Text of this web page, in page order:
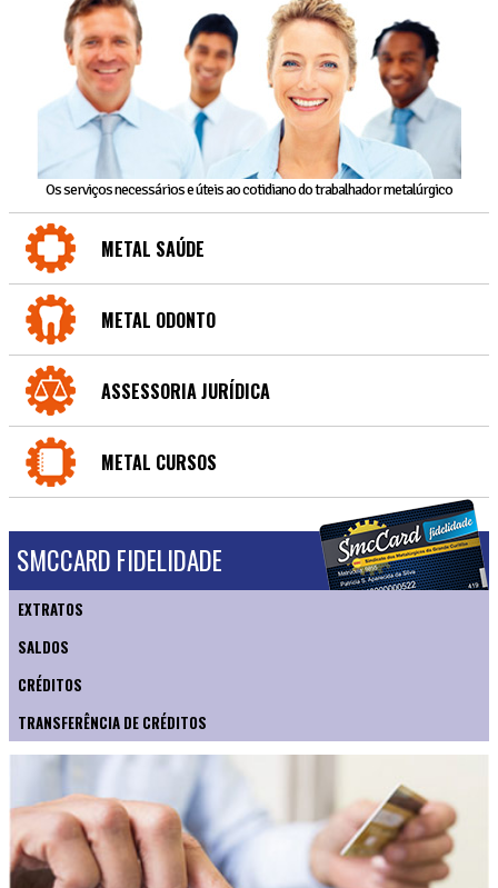
Os serviços necessários e úteis ao cotidiano do trabalhador metalúrgico
METAL SAÚDE
METAL ODONTO
ASSESSORIA JURÍDICA
METAL CURSOS
SMCCARD FIDELIDADE
EXTRATOS
SALDOS
CRÉDITOS
TRANSFERÊNCIA DE CRÉDITOS